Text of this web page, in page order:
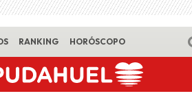
RANKING HORÓSCOPO